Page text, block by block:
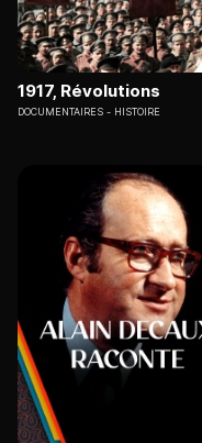
1917, Révolutions
DOCUMENTAIRES HISTOIRE